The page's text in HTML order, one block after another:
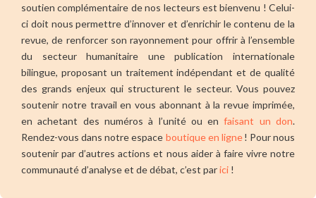
soutien complémentaire de nos lecteurs est bienvenu ! Celui-
ci doit nous permettre d’innover et d’enrichir le contenu de la
revue, de renforcer son rayonnement pour offrir à l’ensemble
du secteur humanitaire une publication internationale
bilingue, proposant un traitement indépendant et de qualité
des grands enjeux qui structurent le secteur. Vous pouvez
soutenir notre travail en vous abonnant à la revue imprimée,
en achetant des numéros à l’unité ou enfaisant un don.
Rendez-vous dans notre espace boutique en ligne! Pour nous
soutenir par d’autres actions et nous aider à faire vivre notre
communauté d’analyse et de débat, c’est parici !